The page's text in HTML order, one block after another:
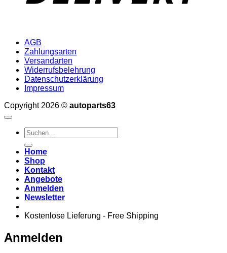
AGB
Zahlungsarten
Versandarten
Widerrufsbelehrung
Datenschutzerklärung
Impressum
Copyright 2026 © autoparts63
Suchen
nach:
Home
Shop
Kontakt
Angebote
Anmelden
Newsletter
Kostenlose Lieferung - Free Shipping
Anmelden